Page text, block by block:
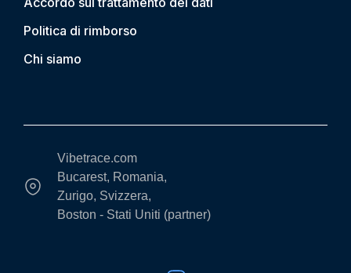
Politica di rimborso
Chi siamo
Vibetrace.com
Bucarest, Romania,
Zurigo, Svizzera,
Boston - Stati Uniti (partner)